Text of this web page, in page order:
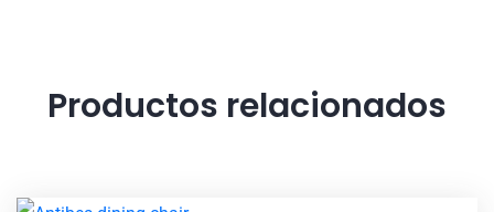
Productos relacionados